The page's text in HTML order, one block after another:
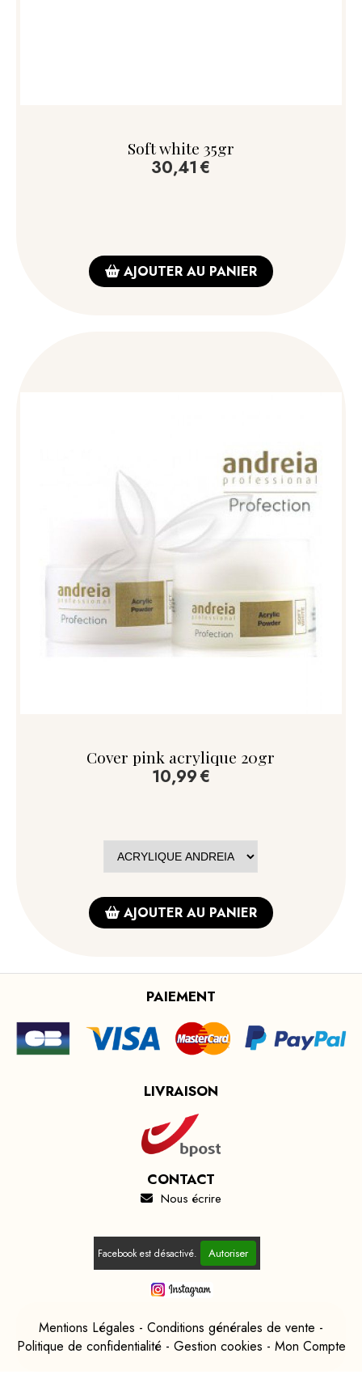
Soft white 35gr
30,41€
AJOUTER AU PANIER
Cover pink acrylique 20gr
10,99€
AJOUTER AU PANIER
PAIEMENT
LIVRAISON
CONTACT
 Nous écrire
Facebook est désactivé. Autoriser
Mentions Légales
Conditions générales de vente
Politique de confidentialité
Gestion cookies Mon Compte